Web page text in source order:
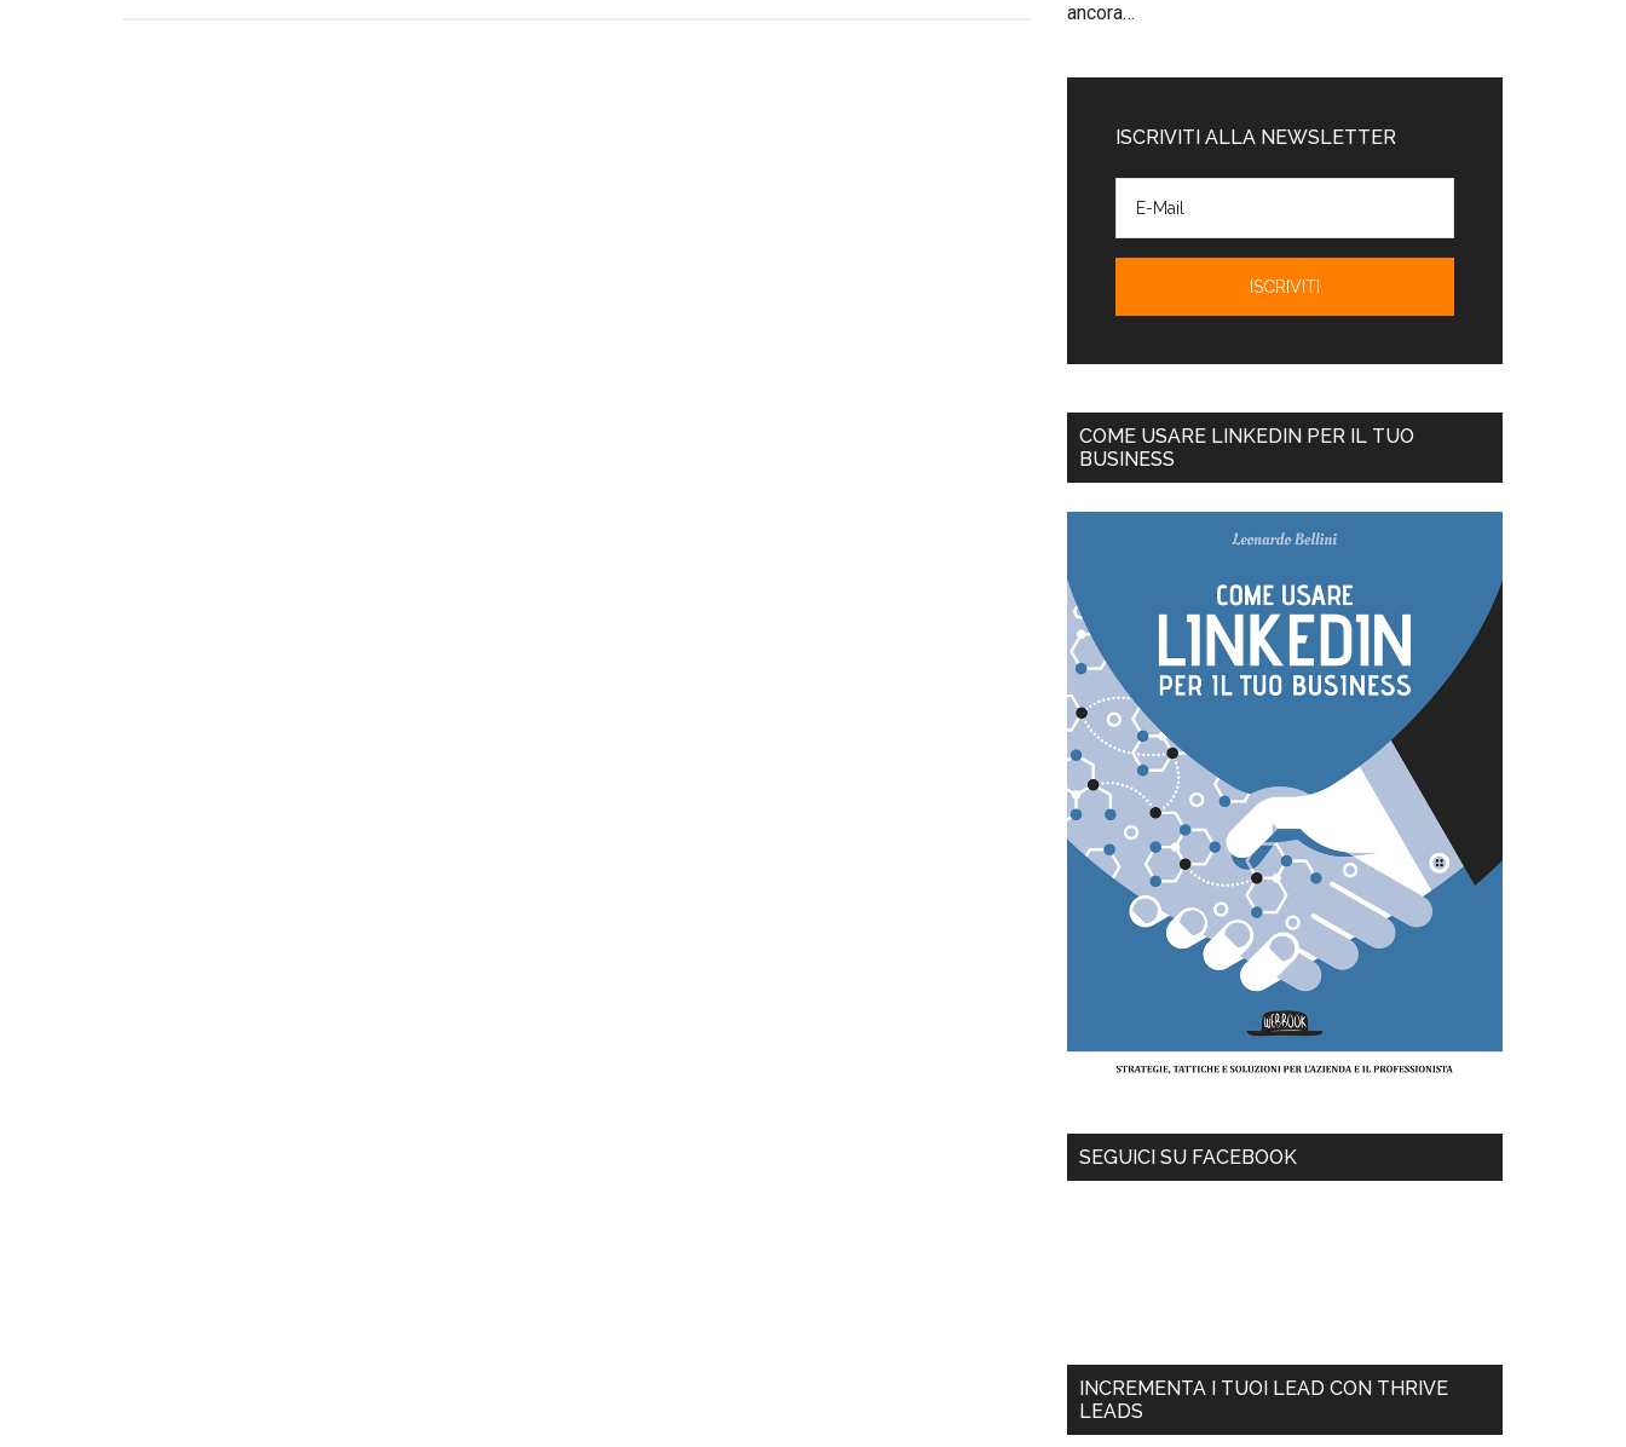
ancora…
ISCRIVITI ALLA NEWSLETTER
COME USARE LINKEDIN PER IL TUO
BUSINESS
SEGUICI SU FACEBOOK
INCREMENTA I TUOI LEAD CON THRIVE
LEADS